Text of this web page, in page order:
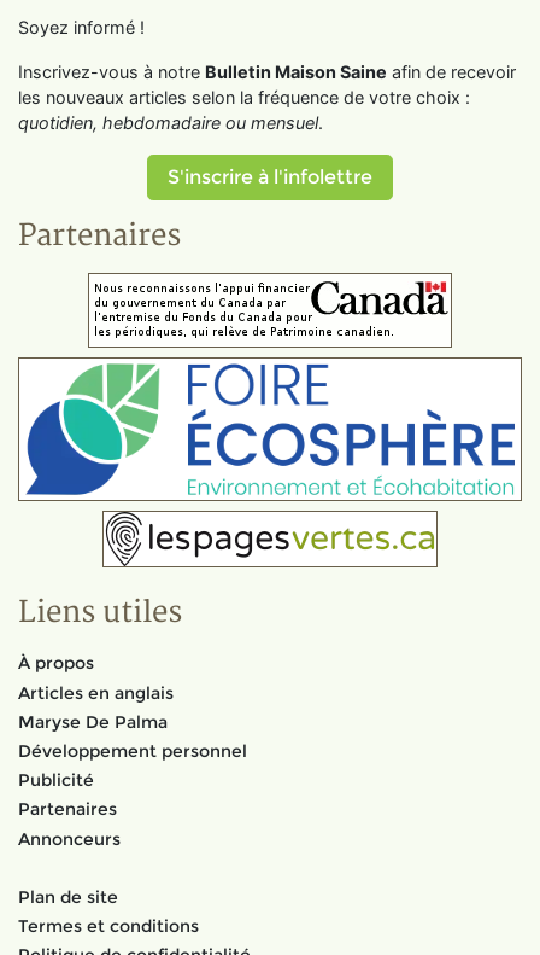
Soyez informé !
Inscrivez-vous à notre Bulletin Maison Saine afin de recevoir
les nouveaux articles selon la fréquence de votre choix :
quotidien, hebdomadaire ou mensuel.
S'inscrire à l'infolettre
Partenaires
Liens utiles
À propos
Articles en anglais
Maryse De Palma
Développement personnel
Publicité
Partenaires
Annonceurs
Plan de site
Termes et conditions